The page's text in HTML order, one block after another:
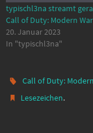
typischl3na streamt
Call of Duty: Modern
20. Januar 2023
In "typischl3na"
Call of Duty:
Lesezeichen.